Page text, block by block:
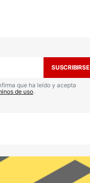
SUSCRIBIRSE
que ha leído y acepta
de uso.